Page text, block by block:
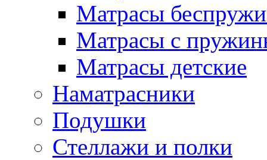
Матрасы
Матрасы с
Матрасы детские
Наматрасники
Подушки
Стеллажи и полки